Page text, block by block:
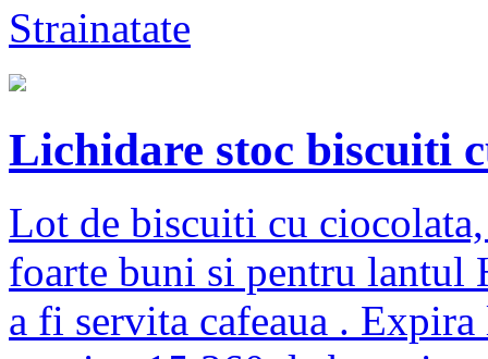
Strainatate
Lichidare stoc biscuiti
Lot de biscuiti cu
foarte buni si pentru
a fi servita cafeaua .